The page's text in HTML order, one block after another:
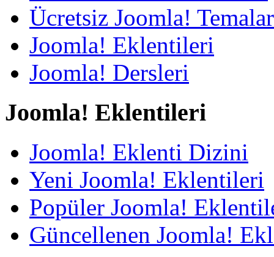
Ücretsiz Joomla!
Joomla! Eklentileri
Joomla! Dersleri
Joomla! Eklentileri
Joomla! Eklenti Dizini
Yeni Joomla! Eklentileri
Popüler Joomla!
Güncellenen Joomla!